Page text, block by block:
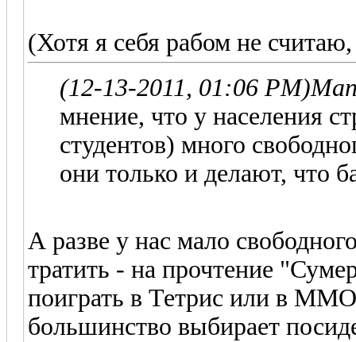
(Хотя я себя рабом не
(12-13-2011, 01:06 PM)
мнение, что у населения
студентов) много
они только и делают, что
А разве у нас мало
тратить - на прочтение
поиграть в Тетрис или в
большинство выбирает